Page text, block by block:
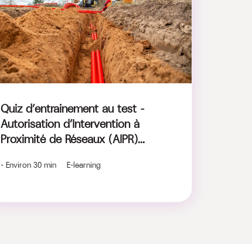
Quiz d’entrainement au test ​-
Autorisation d’Intervention à
Proximité de Réseaux (AIPR)​...
- Environ 30 min E-learning